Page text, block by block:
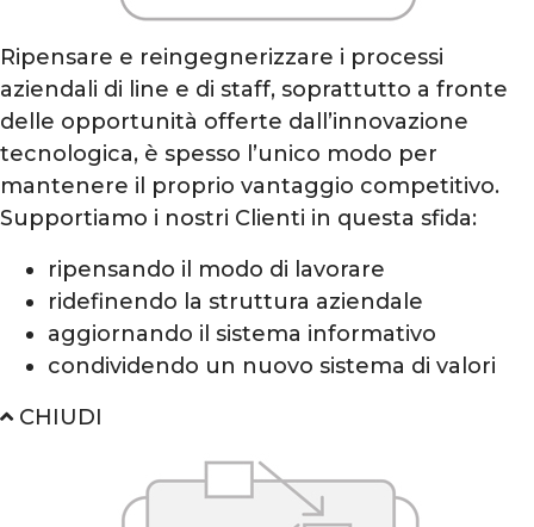
Stretta collaborazione
Per questo, tutti i nostri progetti prevedono una
stretta collaborazione con gli interlocutori dell’impresa,
affinché le nostre competenze e metodologie possano
interagire in modo sinergico con la conoscenza del
business e delle problematiche aziendali.
3
Arricchimento permanente
L’affiancamento in tutte le fasi progettuali, fino
all’implementazione delle soluzioni individuate, diventa
Ripensare e reingegnerizzare i processi
aziendali di line e di staff, soprattutto a fronte
delle opportunità offerte dall’innovazione
tecnologica, è spesso l’unico modo per
mantenere il proprio vantaggio competitivo.
Supportiamo i nostri Clienti in questa sfida:
ripensando il modo di lavorare
ridefinendo la struttura aziendale
aggiornando il sistema informativo
condividendo un nuovo sistema di valori
CHIUDI